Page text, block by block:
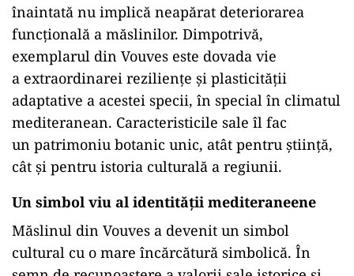
înaintată nu implică neapărat deteriorarea
funcțională a măslinilor. Dimpotrivă,
exemplarul din Vouves este dovada vie
a extraordinarei reziliențe și plasticității
adaptative a acestei specii, în special în climatul
mediteranean. Caracteristicile sale îl fac
un patrimoniu botanic unic, atât pentru știință,
cât și pentru istoria culturală a regiunii.
Un simbol viu al identității mediteraneene
Măslinul din Vouves a devenit un simbol
cultural cu o mare încărcătură simbolică. În